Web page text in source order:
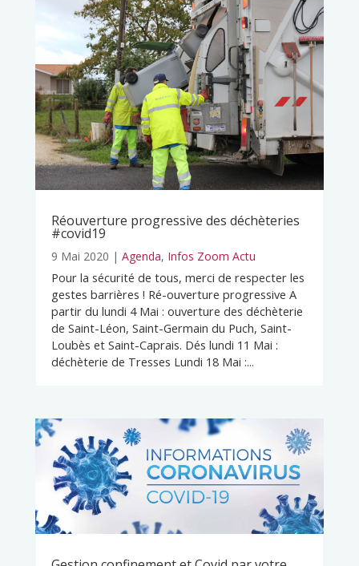
Réouverture progressive des déchèteries
#covid19
9 Mai 2020 | Agenda, Infos Zoom Actu
Pour la sécurité de tous, merci de respecter les
gestes barrières ! Ré-ouverture progressive A
partir du lundi 4 Mai : ouverture des déchèterie
de Saint-Léon, Saint-Germain du Puch, Saint-
Loubès et Saint-Caprais. Dés lundi 11 Mai :
déchèterie de Tresses Lundi 18 Mai :...